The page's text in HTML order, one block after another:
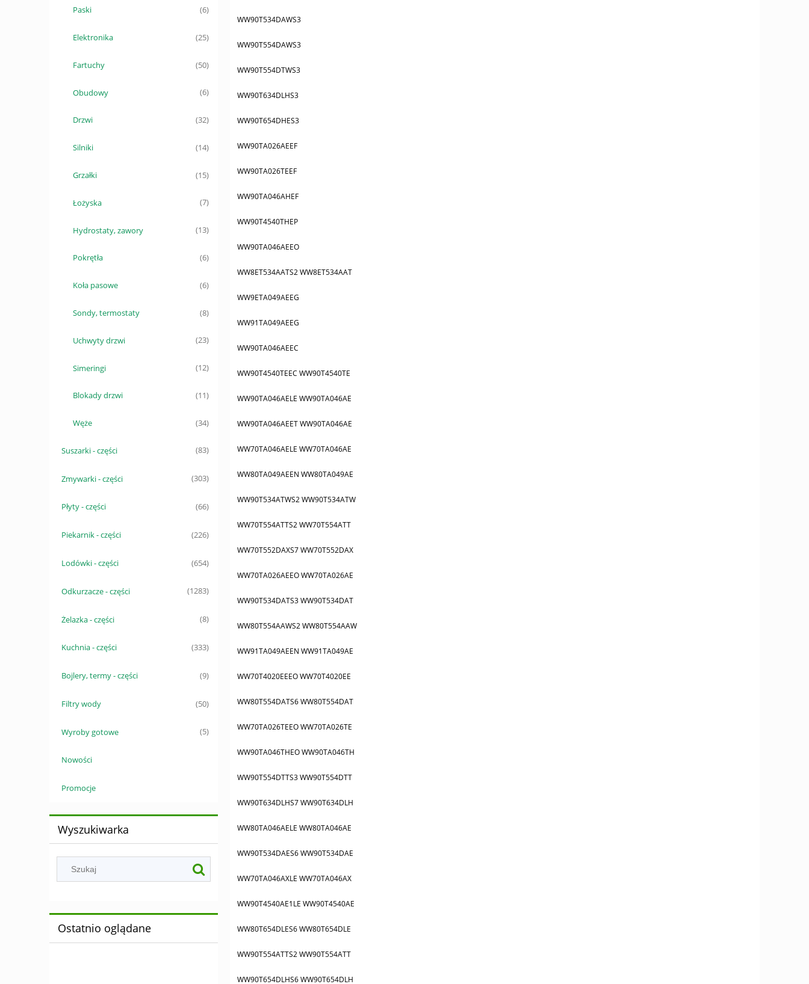
Paski (6)
Elektronika (25)
Fartuchy (50)
Obudowy (6)
Drzwi (32)
Silniki (14)
Grzałki (15)
Łożyska (7)
Hydrostaty, zawory (13)
Pokrętła (6)
Koła pasowe (6)
Sondy, termostaty (8)
Uchwyty drzwi (23)
Simeringi (12)
Blokady drzwi (11)
Węże (34)
Suszarki - części (83)
Zmywarki - części (303)
Płyty - części (66)
Piekarnik - części (226)
Lodówki - części (654)
Odkurzacze - części (1283)
Żelazka - części (8)
Kuchnia - części (333)
Bojlery, termy - części (9)
Filtry wody (50)
Wyroby gotowe (5)
Nowości
Promocje
Wyszukiwarka
Ostatnio oglądane
WW90T534DAWS3
WW90T554DAWS3
WW90T554DTWS3
WW90T634DLHS3
WW90T654DHES3
WW90TA026AEEF
WW90TA026TEEF
WW90TA046AHEF
WW90T4540THEP
WW90TA046AEEO
WW8ET534AATS2 WW8ET534AAT
WW9ETA049AEEG
WW91TA049AEEG
WW90TA046AEEC
WW90T4540TEEC WW90T4540TE
WW90TA046AELE WW90TA046AE
WW90TA046AEET WW90TA046AE
WW70TA046AELE WW70TA046AE
WW80TA049AEEN WW80TA049AE
WW90T534ATWS2 WW90T534ATW
WW70T554ATTS2 WW70T554ATT
WW70T552DAXS7 WW70T552DAX
WW70TA026AEEO WW70TA026AE
WW90T534DATS3 WW90T534DAT
WW80T554AAWS2 WW80T554AAW
WW91TA049AEEN WW91TA049AE
WW70T4020EEEO WW70T4020EE
WW80T554DATS6 WW80T554DAT
WW70TA026TEEO WW70TA026TE
WW90TA046THEO WW90TA046TH
WW90T554DTTS3 WW90T554DTT
WW90T634DLHS7 WW90T634DLH
WW80TA046AELE WW80TA046AE
WW90T534DAES6 WW90T534DAE
WW70TA046AXLE WW70TA046AX
WW90T4540AE1LE WW90T4540AE
WW80T654DLES6 WW80T654DLE
WW90T554ATTS2 WW90T554ATT
WW90T654DLHS6 WW90T654DLH